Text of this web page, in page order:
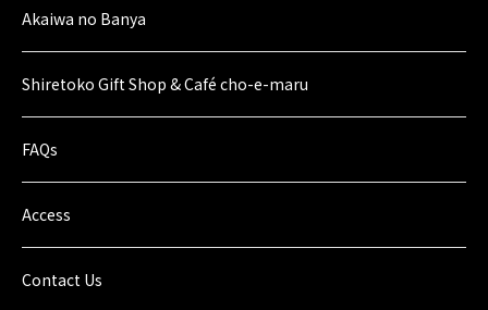
Akaiwa no Banya
Shiretoko Gift Shop & Café cho-e-maru
FAQs
Access
Contact Us